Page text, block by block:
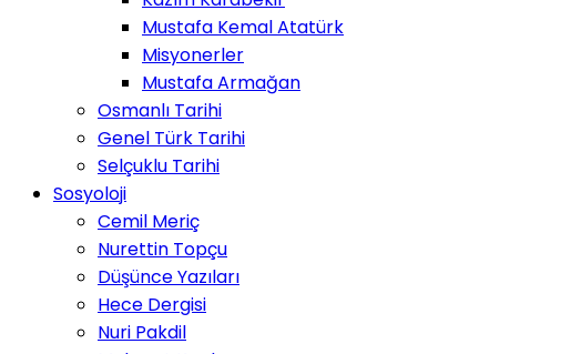
Mustafa Kemal Atatürk
Misyonerler
Mustafa Armağan
Osmanlı Tarihi
Genel Türk Tarihi
Selçuklu Tarihi
Sosyoloji
Cemil Meriç
Nurettin Topçu
Düşünce Yazıları
Hece Dergisi
Nuri Pakdil